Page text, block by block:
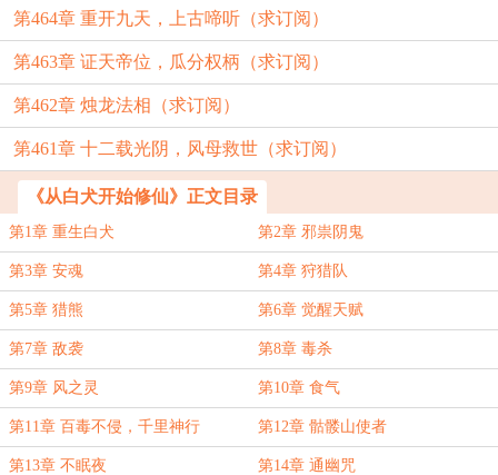
第464章 重开九天，上古啼听（求订阅）
第463章 证天帝位，瓜分权柄（求订阅）
第462章 烛龙法相（求订阅）
第461章 十二载光阴，风母救世（求订阅）
《从白犬开始修仙》正文目录
第1章 重生白犬 第2章 邪祟阴鬼
第3章 安魂 第4章 狩猎队
第5章 猎熊 第6章 觉醒天赋
第7章 敌袭 第8章 毒杀
第9章 风之灵 第10章 食气
第11章 百毒不侵，千里神行 第12章 骷髅山使者
第13章 不眠夜 第14章 通幽咒